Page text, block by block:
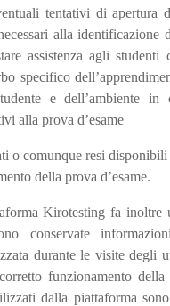
tentativi di apertura
alla identificazione
assistenza agli studenti
specifico
e dell’ambiente in
alla prova d’esame
o comunque resi disponibili
della prova d’esame.
Kirotesting fa inoltre
conservate
durante le visite degli
funzionamento della
dalla piattaforma